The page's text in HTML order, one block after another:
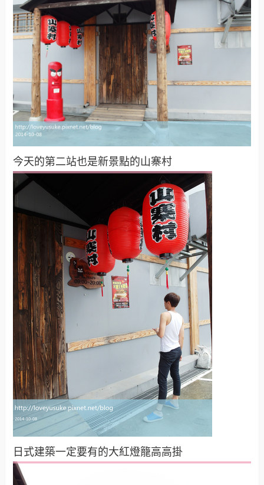
今天的第二站也是新景點的山寨村
日式建築一定要有的大紅燈籠高高掛